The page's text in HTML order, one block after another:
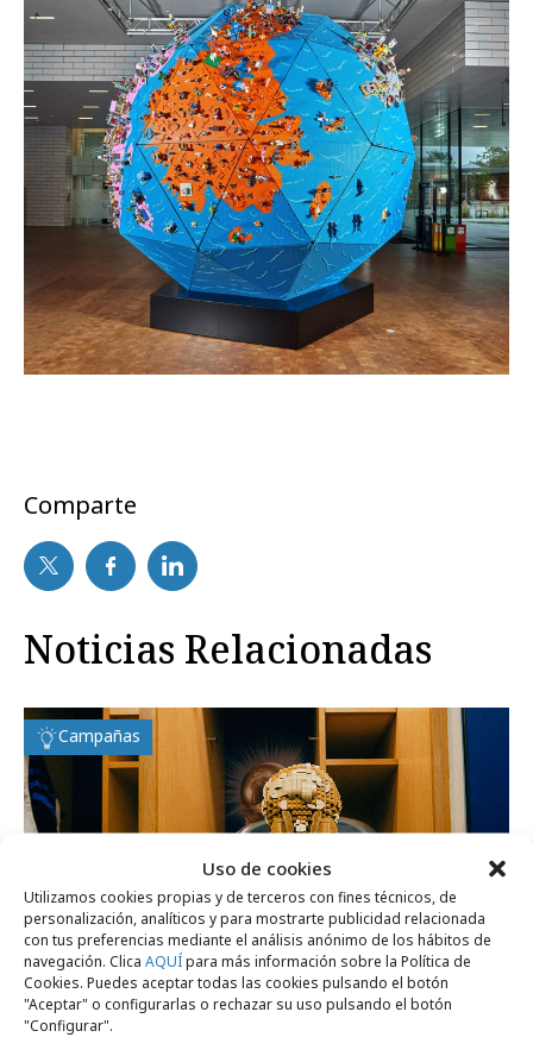
Uso de cookies
Utilizamos cookies propias y de terceros con fines técnicos, de
personalización, analíticos y para mostrarte publicidad relacionada
con tus preferencias mediante el análisis anónimo de los hábitos de
navegación. Clica AQUÍpara más información sobre la Política de
Cookies. Puedes aceptar todas las cookies pulsando el botón
"Aceptar" o configurarlas o rechazar su uso pulsando el botón
"Configurar".
Comparte
Noticias Relacionadas
Campañas